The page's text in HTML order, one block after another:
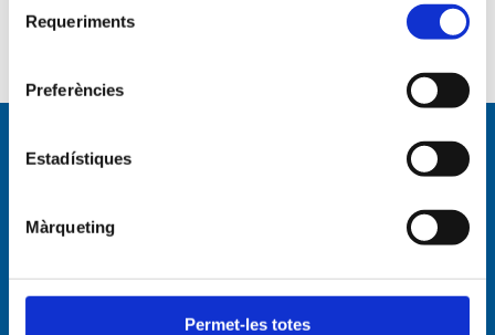
Requeriments
Preferències
Estadístiques
Màrqueting
Permet-les totes
2018
Navegación por
Empresa
Empresa
Organigrama